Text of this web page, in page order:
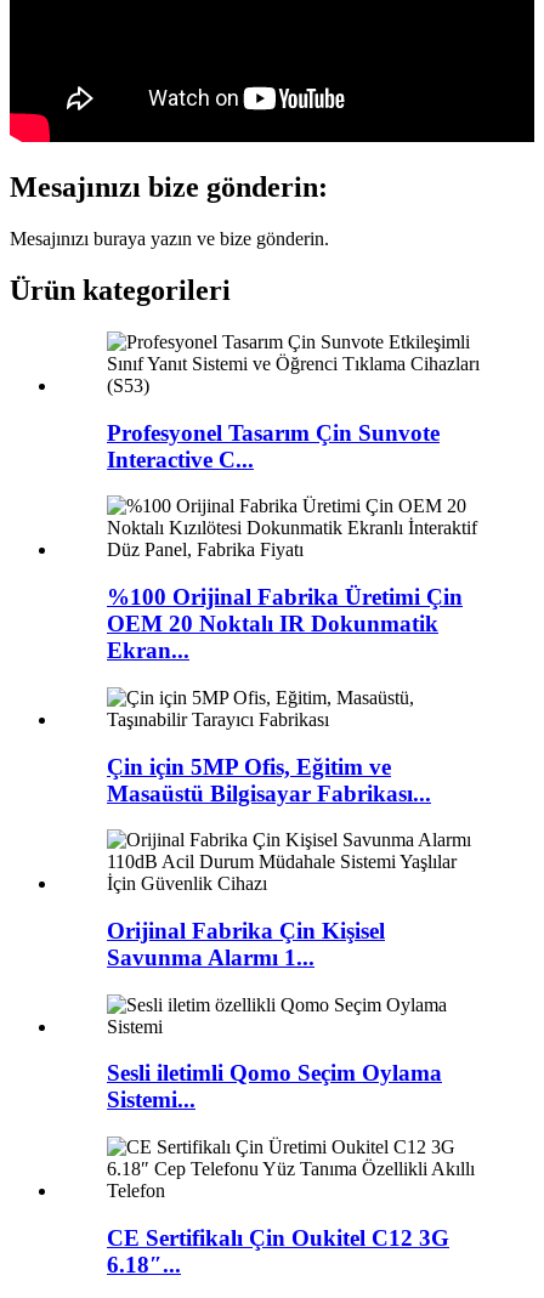
Mesajınızı bize gönderin:
Mesajınızı buraya yazın ve bize gönderin.
Ürün kategorileri
Profesyonel Tasarım Çin Sunvote
Interactive C...
%100 Orijinal Fabrika Üretimi Çin
OEM 20 Noktalı IR Dokunmatik
Ekran...
Çin için 5MP Ofis, Eğitim ve
Masaüstü Bilgisayar Fabrikası...
Orijinal Fabrika Çin Kişisel
Savunma Alarmı 1...
Sesli iletimli Qomo Seçim Oylama
Sistemi...
CE Sertifikalı Çin Oukitel C12 3G
6.18″...